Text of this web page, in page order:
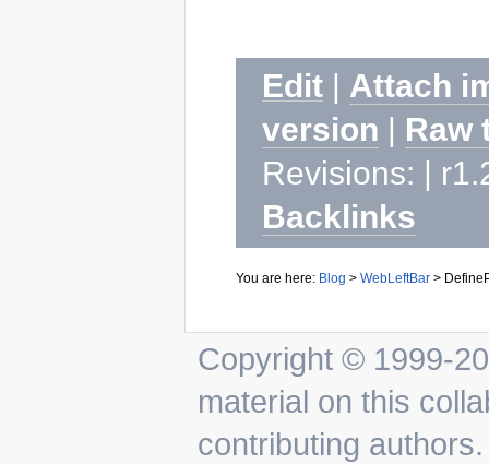
Edit
Attach
version
Raw
Revisions: |
Backlinks
You are here: Blog > WebLeftBar >
Copyright © 1999-
material on this
contributing authors.